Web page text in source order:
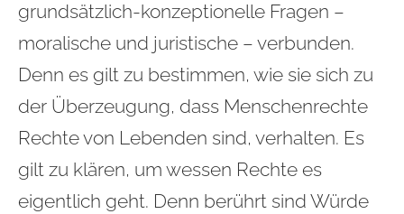
grundsätzlich-konzeptionelle Fragen –
moralische und juristische – verbunden.
Denn es gilt zu bestimmen, wie sie sich zu
der Überzeugung, dass Menschenrechte
Rechte von Lebenden sind, verhalten. Es
gilt zu klären, um wessen Rechte es
eigentlich geht. Denn berührt sind Würde